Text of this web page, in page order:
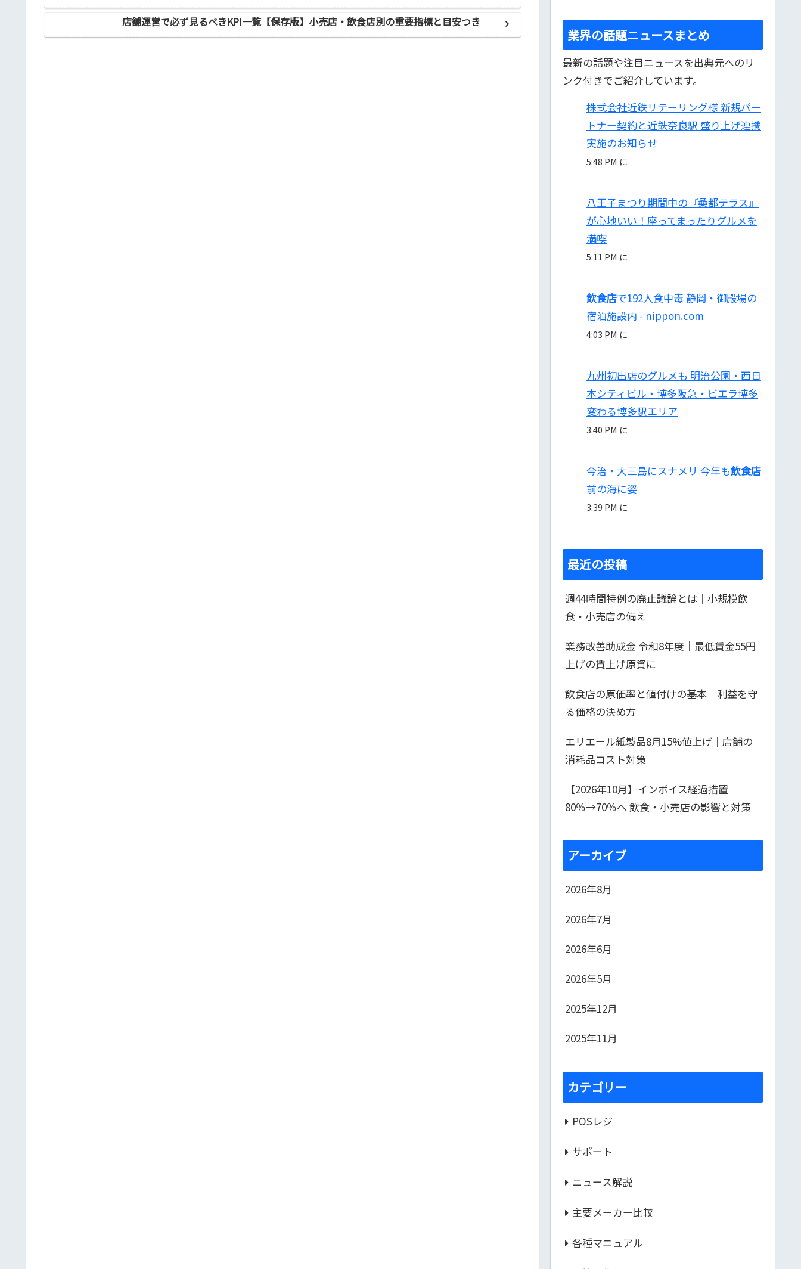
店舗運営で必ず見るべきKPI一覧【保存版】小売店・飲食店別の重要指標と目安つき
業界の話題ニュースまとめ
最新の話題や注目ニュースを出典元へのリ
ンク付きでご紹介しています。
株式会社近鉄リテーリング様 新規パー
トナー契約と近鉄奈良駅 盛り上げ連携
実施のお知らせ
5:48 PM に
八王子まつり期間中の『桑都テラス』
が心地いい！座ってまったりグルメを
満喫
5:11 PM に
飲食店で192人食中毒 静岡・御殿場の
宿泊施設内 - nippon.com
4:03 PM に
九州初出店のグルメも 明治公園・西日
本シティビル・博多阪急・ビエラ博多
変わる博多駅エリア
3:40 PM に
今治・大三島にスナメリ 今年も飲食店
前の海に姿
3:39 PM に
最近の投稿
週44時間特例の廃止議論とは｜小規模飲
食・小売店の備え
業務改善助成金 令和8年度｜最低賃金55円
上げの賃上げ原資に
飲食店の原価率と値付けの基本｜利益を守
る価格の決め方
エリエール紙製品8月15%値上げ｜店舗の
消耗品コスト対策
【2026年10月】インボイス経過措置
80％→70％へ 飲食・小売店の影響と対策
アーカイブ
2026年8月
2026年7月
2026年6月
2026年5月
2025年12月
2025年11月
カテゴリー
POSレジ
サポート
ニュース解説
主要メーカー比較
各種マニュアル